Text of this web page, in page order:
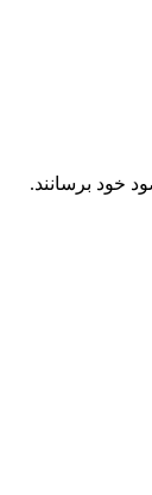
خود برسانند.